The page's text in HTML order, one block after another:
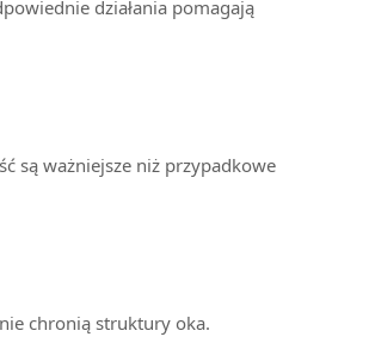
działania pomagają
są ważniejsze niż przypadkowe
chronią struktury oka.